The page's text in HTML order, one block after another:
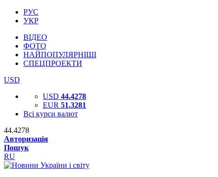
РУС
УКР
ВІДЕО
ФОТО
НАЙПОПУЛЯРНІШІ
СПЕЦПРОЕКТИ
USD
USD 44.4278
EUR 51.3281
Всі курси валют
44.4278
Авторизація
Пошук
RU